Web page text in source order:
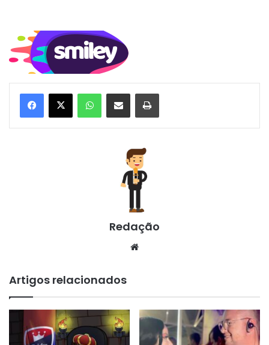
WhatsApp
Compartilhar via e-mail Imprimir
Redação
Artigos relacionados